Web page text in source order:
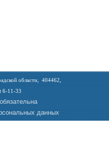
области, 404462,
6-11-33
данных